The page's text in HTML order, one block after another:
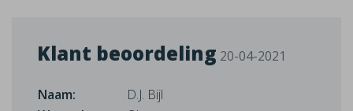
Klant beoordeling 20-04-2021
Naam:
D.J. Bijl